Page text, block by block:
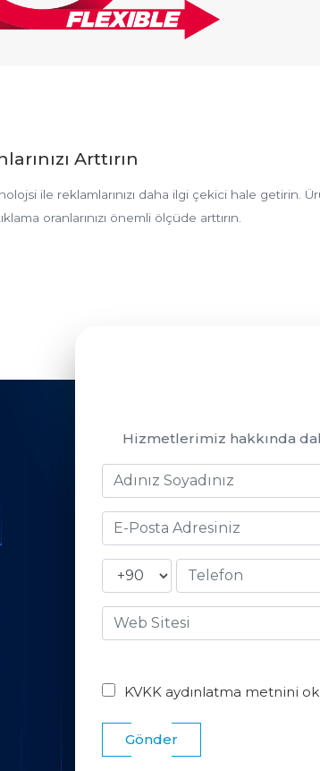
Arttırın
ile reklamlarınızı daha ilgi çekici hale getirin.
oranlarınızı önemli ölçüde arttırın.
Hizmetlerimiz hakkında
KVKK aydınlatma metnini
Gönder